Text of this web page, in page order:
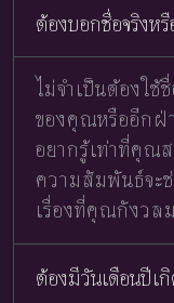
ต้องบอกชื่อจริงห
ไม่จำเป็นต้องใ
ของคุณหรืออีกฝ่
อยากรู้เท่าที่คุณ
ความสัมพันธ์จะ
เรื่องที่คุณกังวล
ต้องมีวันเดือนปีเ